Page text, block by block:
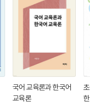
국어 교육론과 한국어
교육론